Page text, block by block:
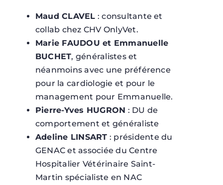
Maud CLAVEL : consultante et
collab chez CHV OnlyVet.
Marie FAUDOU et Emmanuelle
BUCHET, généralistes et
néanmoins avec une préférence
pour la cardiologie et pour le
management pour Emmanuelle.
Pierre-Yves HUGRON : DU de
comportement et généraliste
Adeline LINSART : présidente du
GENAC et associée du Centre
Hospitalier Vétérinaire Saint-
Martin spécialiste en NAC